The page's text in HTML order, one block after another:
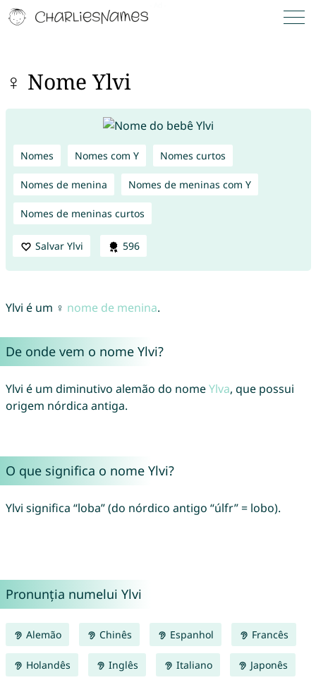
♀ Nome Ylvi
Nomes Nomes com Y Nomes curtos
Nomes de menina Nomes de meninas com Y
Nomes de meninas curtos
Salvar Ylvi 596
Ylvi é um ♀ nome de menina.
De onde vem o nome Ylvi?
Ylvi é um diminutivo alemão do nomeYlva, que possui
origem nórdica antiga.
O que significa o nome Ylvi?
Ylvi significa “loba” (do nórdico antigo “úlfr” = lobo).
Pronunția numelui Ylvi
Alemão Chinês Espanhol Francês
Holandês Inglês Italiano Japonês